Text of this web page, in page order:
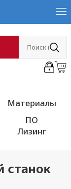
Материалы
ПО
Лизинг
станок